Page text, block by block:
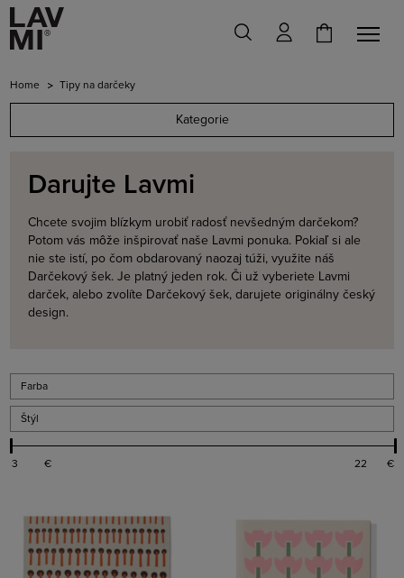
Home Tipy na darčeky
Kategorie
Darujte Lavmi
Chcete svojim blízkym urobiť radosť nevšedným darčekom?
Potom vás môže inšpirovať naše Lavmi ponuka. Pokiaľ si ale
nie ste istí, po čom obdarovaný naozaj túži, využite náš
Darčekový šek. Je platný jeden rok. Či už vyberiete Lavmi
darček, alebo zvolíte Darčekový šek, darujete originálny český
design.
Farba
Štýl
€ €